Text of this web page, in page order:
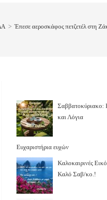
> Έπεσε αεροσκάφος πετζετέλ στη
Σαββατοκύριακο:
και Λόγια
Ευχαριστήρια ευχών
Καλοκαιρινές
Καλό Σαβ/κο.!